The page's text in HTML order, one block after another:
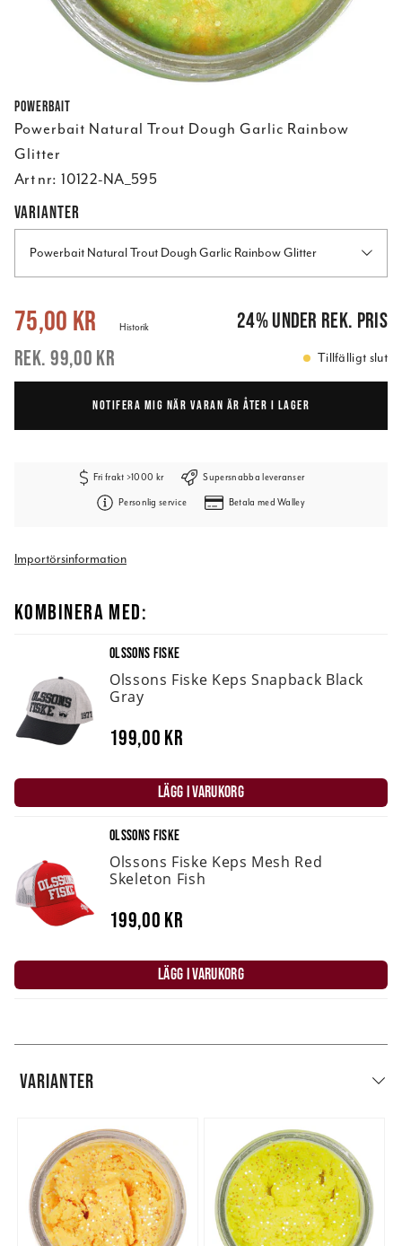
Powerbait
Powerbait Natural Trout Dough Garlic Rainbow
Glitter
Art nr: 10122-NA_595
VARIANTER
Powerbait Natural Trout Dough Garlic Rainbow Glitter
Nuvarande pris: 99,00 kr
75,00 kr
99,00 kr
Historik 24%under rek. pris
Tillfälligt slut
NOTIFERA MIG NÄR VARAN ÄR ÅTER I LAGER
Fri frakt >1000 kr Supersnabba leveranser
Personlig service Betala med Walley
Importörsinformation
KOMBINERA MED:
OLSSONS FISKE
Olssons Fiske Keps Snapback Black
Gray
199,00 kr
LÄGG I VARUKORG
OLSSONS FISKE
Olssons Fiske Keps Mesh Red
Skeleton Fish
199,00 kr
LÄGG I VARUKORG
VARIANTER